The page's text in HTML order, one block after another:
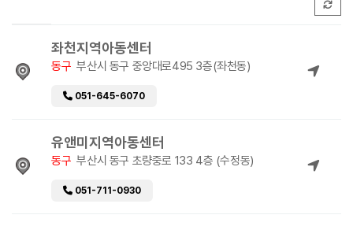
좌천지역아동센터
동구 부산시 동구 중앙대로495 3층(좌천동)
051-645-6070
유앤미지역아동센터
동구 부산시 동구 초량중로 133 4층 (수정동)
051-711-0930